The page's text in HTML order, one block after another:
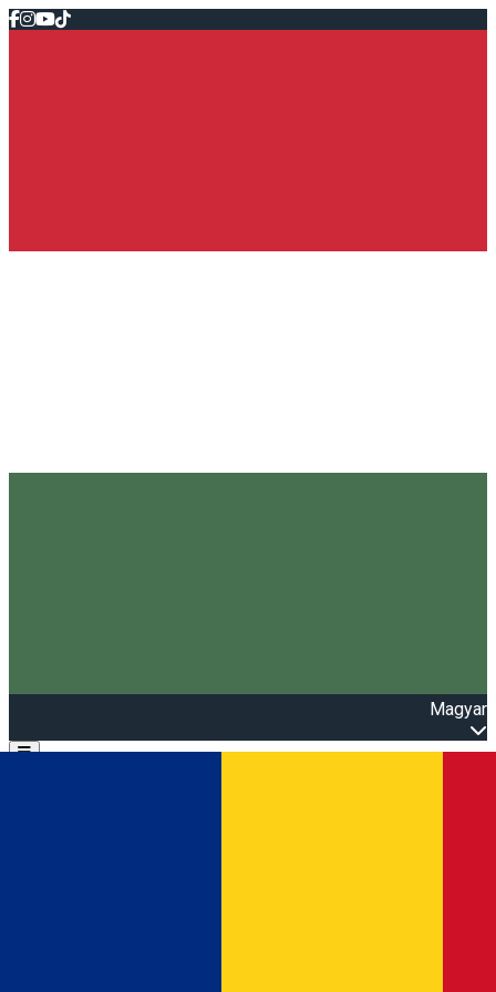
Magyar
Open main menu